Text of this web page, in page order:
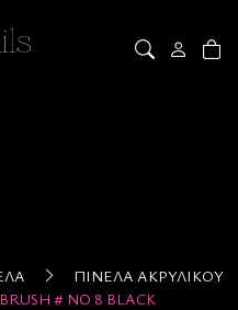
ΠΙΝΈΛΑ ΑΚΡΥΛΙΚΟΎ
# ΝΟ 8 BLACK